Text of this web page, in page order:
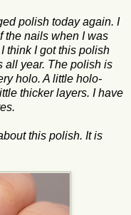
polish today again. I
the nails when I was
think I got this polish
all year. The polish is
holo. A little holo-
thicker layers. I have
this polish. It is